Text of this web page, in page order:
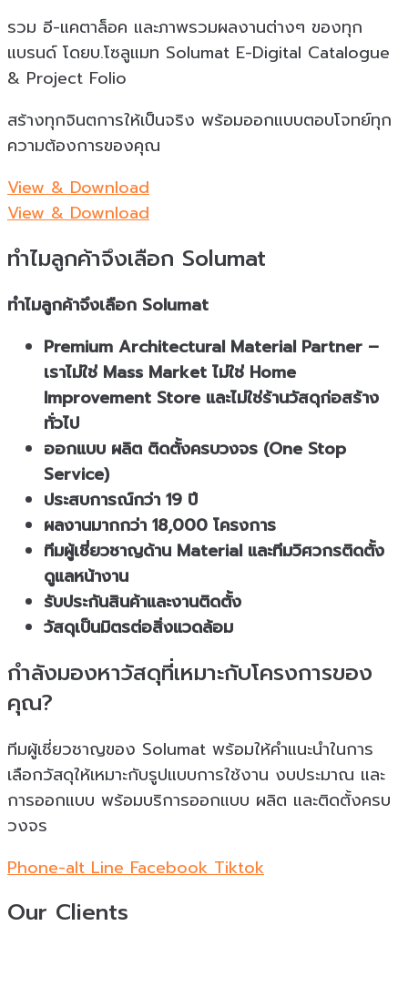
รวม อี-แคตาล็อค และภาพรวมผลงานต่างๆ ของทุก
แบรนด์ โดยบ.โซลูแมท Solumat E-Digital Catalogue
& Project Folio
สร้างทุกจินตการให้เป็นจริง พร้อมออกแบบตอบโจทย์ทุก
ความต้องการของคุณ
View & Download
View & Download
ทำไมลูกค้าจึงเลือก Solumat
ทำไมลูกค้าจึงเลือก Solumat
Premium Architectural Material Partner –
เราไม่ใช่ Mass Market ไม่ใช่ Home
Improvement Store และไม่ใช่ร้านวัสดุก่อสร้าง
ทั่วไป
ออกแบบ ผลิต ติดตั้งครบวงจร (One Stop
Service)
ประสบการณ์กว่า 19 ปี
ผลงานมากกว่า 18,000 โครงการ
ทีมผู้เชี่ยวชาญด้าน Material และทีมวิศวกรติดตั้ง
ดูแลหน้างาน
รับประกันสินค้าและงานติดตั้ง
วัสดุเป็นมิตรต่อสิ่งแวดล้อม
กำลังมองหาวัสดุที่เหมาะกับโครงการของ
คุณ?
ทีมผู้เชี่ยวชาญของ Solumat พร้อมให้คำแนะนำในการ
เลือกวัสดุให้เหมาะกับรูปแบบการใช้งาน งบประมาณ และ
การออกแบบ พร้อมบริการออกแบบ ผลิต และติดตั้งครบ
วงจร
Phone-alt Line Facebook Tiktok
Our Clients